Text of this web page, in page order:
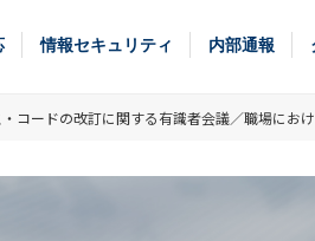
情報セキュリティ 内部通報
コードの改訂に関する有識者会議／職場にお